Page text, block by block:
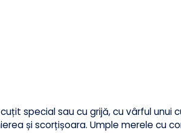
scorțișoară
minute. Are gust de plăcintă de